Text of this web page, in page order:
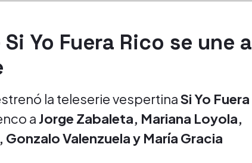
Yo Fuera Rico se une a
la teleserie vespertinaSi Yo Fuera
a Jorge Zabaleta, Mariana Loyola,
Valenzuela y María Gracia